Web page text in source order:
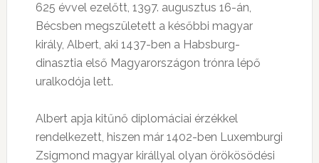
625 évvel ezelőtt, 1397. augusztus 16-án,
Bécsben megszületett a későbbi magyar
király, Albert, aki 1437-ben a Habsburg-
dinasztia első Magyarországon trónra lépő
uralkodója lett.
Albert apja kitűnő diplomáciai érzékkel
rendelkezett, hiszen már 1402-ben Luxemburgi
Zsigmond magyar királlyal olyan örökösödési